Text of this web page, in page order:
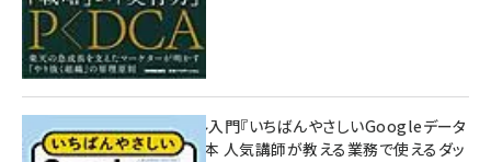
無料BIツール入門『いちばんやさしいGoogleデータ
ポータルの教本 人気講師が教える業務で使えるダッ